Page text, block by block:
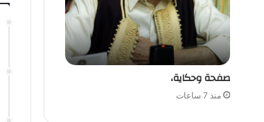
صفحة وحكاية،
منذ 7 ساعات